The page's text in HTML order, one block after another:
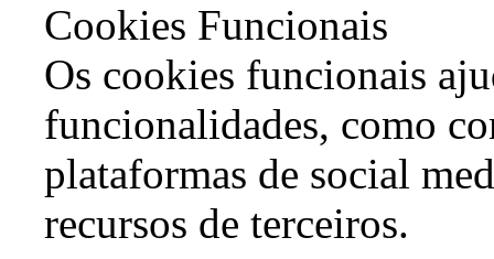
Cookies Funcionais
Os cookies funcionais
funcionalidades, como
plataformas de social
recursos de terceiros.